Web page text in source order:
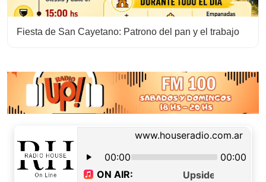
Fiesta de San Cayetano: Patrono del pan y el trabajo